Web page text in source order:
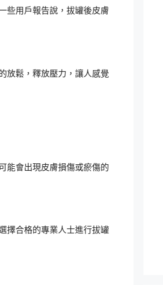
些用戶報告說，拔罐後皮膚
放鬆，釋放壓力，讓人感覺
能會出現皮膚損傷或瘀傷的
擇合格的專業人士進行拔罐